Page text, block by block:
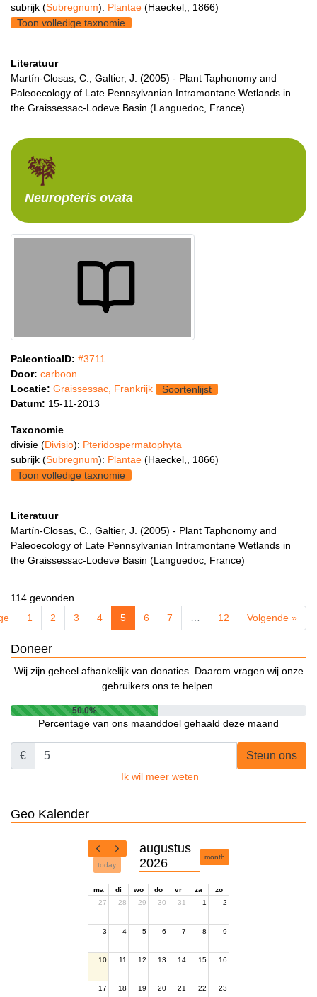
subrijk (Subregnum): Plantae (Haeckel,, 1866)
Toon volledige taxnomie
Literatuur
Martín-Closas, C., Galtier, J. (2005) - Plant Taphonomy and
Paleoecology of Late Pennsylvanian Intramontane Wetlands in
the Graissessac-Lodeve Basin (Languedoc, France)
Neuropteris ovata
PaleonticaID: #3711
Door: carboon
Locatie: Graissessac, Frankrijk
Soortenlijst
Datum: 15-11-2013
Taxonomie
divisie (Divisio): Pteridospermatophyta
subrijk (Subregnum): Plantae (Haeckel,, 1866)
Toon volledige taxnomie
Literatuur
Martín-Closas, C., Galtier, J. (2005) - Plant Taphonomy and
Paleoecology of Late Pennsylvanian Intramontane Wetlands in
the Graissessac-Lodeve Basin (Languedoc, France)
114 gevonden.
1 2 3 4 5 6 7 12 Volgende »
Doneer
Wij zijn geheel afhankelijk van donaties. Daarom vragen wij onze
gebruikers ons te helpen.
50.0%
Percentage van ons maanddoel gehaald deze maand
€ Steun ons
Ik wil meer weten
Geo Kalender
today
augustus
2026
month
ma di wo do vr za
zo
27
28 29 30 31 1 2
3 4 5 6 7 8 9
10 11 12 13 14 15 16
17 18 19 20 21 22 23